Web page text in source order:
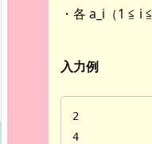
・各 a_i（1 ≦ i
入力例
2
4